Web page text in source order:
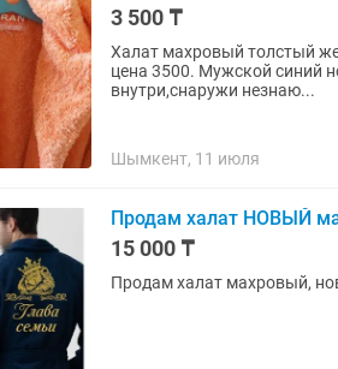
3 500 ₸
Халат махровый толстый
цена 3500. Мужской синий
внутри,снаружи незнаю...
Шымкент, 11 июля
Продам халат НОВЫЙ
15 000 ₸
Продам халат махровый,